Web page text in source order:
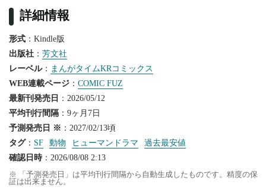
詳細情報
形式 ：Kindle版
出版社 ： 芳文社
レーベル： まんがタイムKRコミックス
WEB連載ページ ： COMIC FUZ
最新刊発売日 ：2026/05/12
平均刊行間隔 ：9ヶ月7日
予測発売日 ※ ：2027/02/13頃
タグ： SF 動物 ヒューマンドラマ
過去最安値
確認日時：2026/08/08 2:13
※ 「予測発売日」は平均刊行間隔から自動生成したものです。精度の保
証は出来ません。